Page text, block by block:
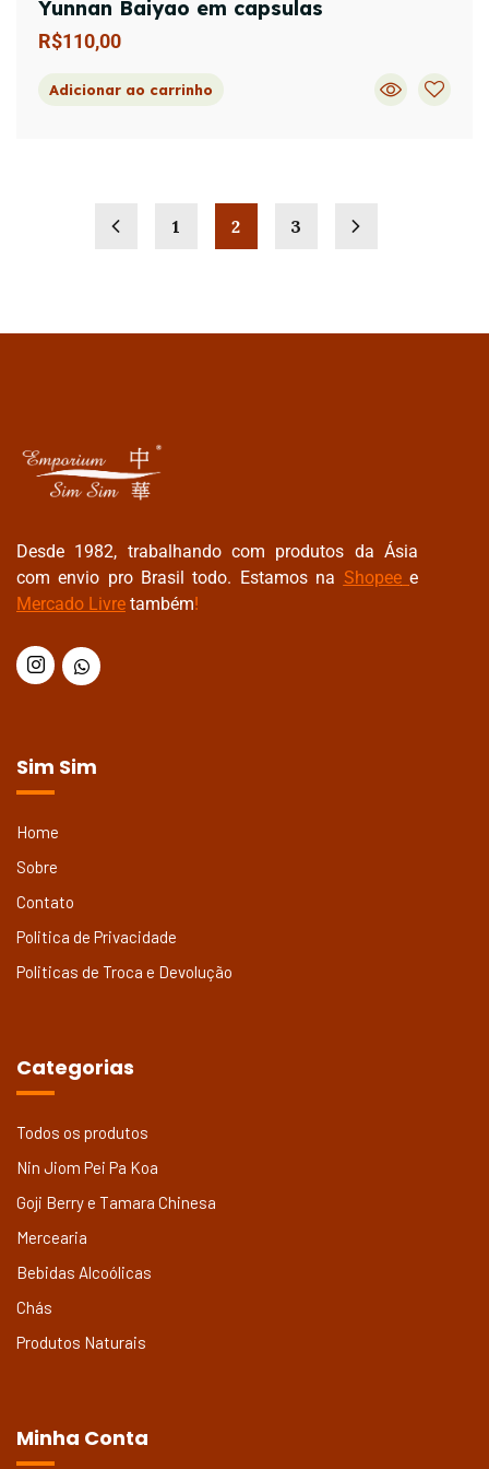
Yunnan Baiyao em capsulas
R$110,00
Adicionar ao carrinho
1 2 3
Desde 1982, trabalhando com produtos da Ásia
com envio pro Brasil todo. Estamos na Shopee e
Mercado Livre também!
Sim Sim
Home
Sobre
Contato
Politica de Privacidade
Politicas de Troca e Devolução
Categorias
Todos os produtos
Nin Jiom Pei Pa Koa
Goji Berry e Tamara Chinesa
Mercearia
Bebidas Alcoólicas
Chás
Produtos Naturais
Minha Conta